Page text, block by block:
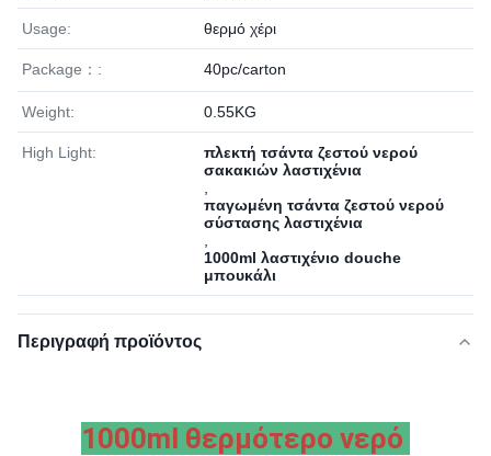
Usage: θερμό χέρι
Package：: 40pc/carton
Weight: 0.55KG
High Light:
πλεκτή τσάντα ζεστού νερού
σακακιών λαστιχένια
παγωμένη τσάντα ζεστού νερού
σύστασης λαστιχένια
1000ml λαστιχένιο douche
μπουκάλι
Περιγραφή προϊόντος
1000ml θερμότερο νερό